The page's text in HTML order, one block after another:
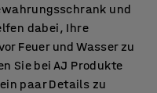
und
dabei, Ihre
Feuer und Wasser zu
Sie bei AJ Produkte
paar Details zu